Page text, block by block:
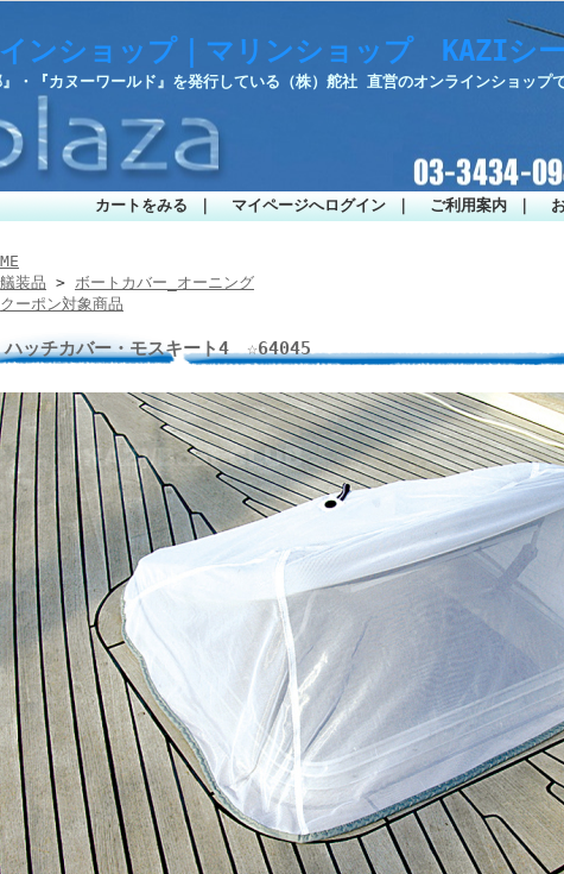
ンショップ｜マリンショップ KAZIシ
・『カヌーワールド』を発行している（株）舵社 直営のオンラインショップ
カートをみる マイページへログイン ご利用案内
艤装品 > ボートカバー_オーニング
クーポン対象商品
ハッチカバー・モスキート4 ☆64045